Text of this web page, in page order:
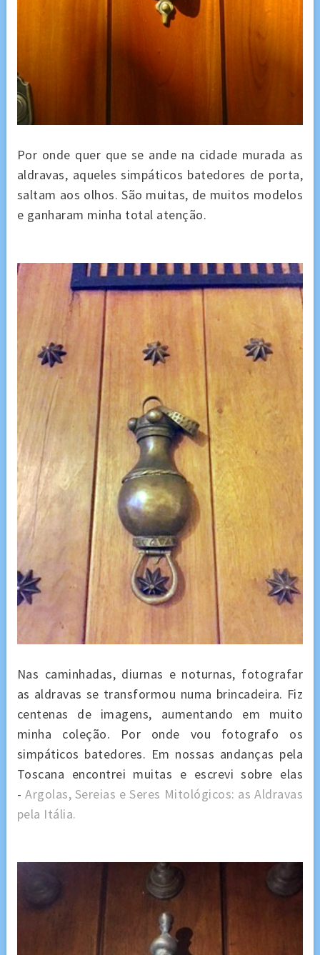
Por onde quer que se ande na cidade murada as
aldravas, aqueles simpáticos batedores de porta,
saltam aos olhos. São muitas, de muitos modelos
e ganharam minha total atenção.
Nas caminhadas, diurnas e noturnas, fotografar
as aldravas se transformou numa brincadeira. Fiz
centenas de imagens, aumentando em muito
minha coleção. Por onde vou fotografo os
simpáticos batedores. Em nossas andanças pela
Toscana encontrei muitas e escrevi sobre elas
-Argolas, Sereias e Seres Mitológicos: as Aldravas
pela Itália.